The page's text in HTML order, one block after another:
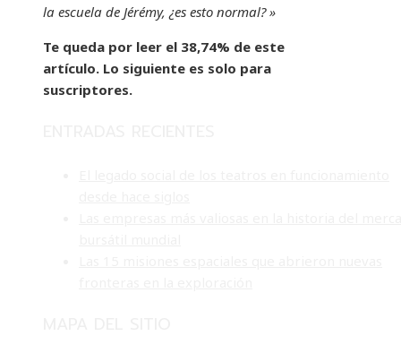
la escuela de Jérémy, ¿es esto normal? »
Te queda por leer el 38,74% de este
artículo. Lo siguiente es solo para
suscriptores.